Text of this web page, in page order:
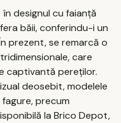
designul cu faianță
băii, conferindu-i un
prezent, se remarcă o
care
captivantă pereților.
deosebit, modelele
precum
la Brico Depot,